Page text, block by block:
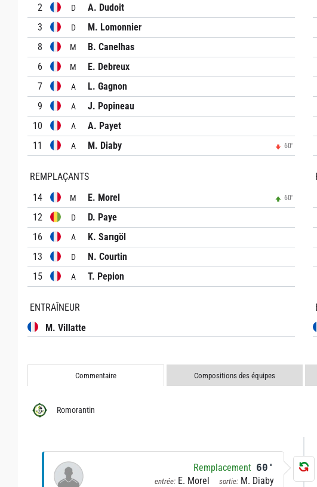
2
D
A. Dudoit
3
D
M. Lomonnier
8
M
B. Canelhas
6
M
E. Debreux
7
A
L. Gagnon
9
A
J. Popineau
10
A
A. Payet
11
A M. Diaby 60'
REMPLAÇANTS
14
M E. Morel 60'
12 D
D. Paye
16
A
K. Sarıgöl
13
D
N. Courtin
15
A T. Pepion
ENTRAÎNEUR
M. Villatte
Commentaire Compositions des équipes
Romorantin
Remplacement 60'
entrée: E. Morel sortie: M. Diaby